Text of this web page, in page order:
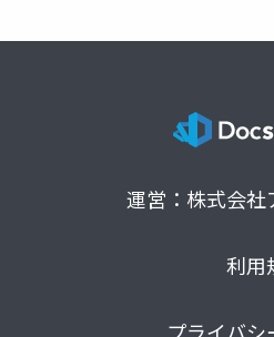
運営：株式会社
利用
プライバシ